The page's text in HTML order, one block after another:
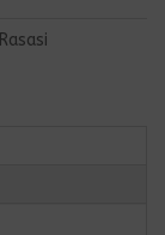
Rasasi